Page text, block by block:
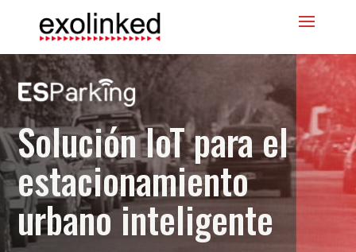
Solución IoT para el
estacionamiento
urbano inteligente